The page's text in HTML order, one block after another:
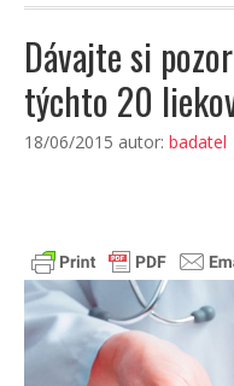
Dávajte si
týchto 20
18/06/2015 autor: badatel